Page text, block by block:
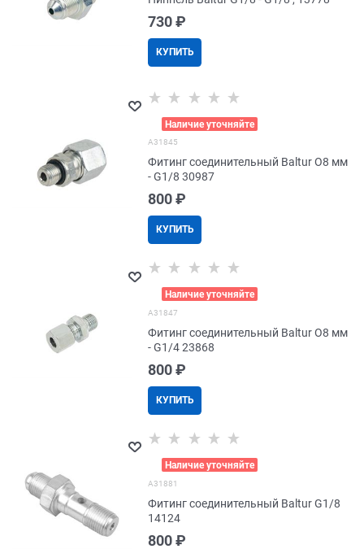
730 ₽
КУПИТЬ
Наличие уточняйте
A31845
Фитинг соединительный Baltur O8 мм
- G1/8 30987
800 ₽
КУПИТЬ
Наличие уточняйте
A31847
Фитинг соединительный Baltur O8 мм
- G1/4 23868
800 ₽
КУПИТЬ
Наличие уточняйте
A31881
Фитинг соединительный Baltur G1/8
14124
800 ₽